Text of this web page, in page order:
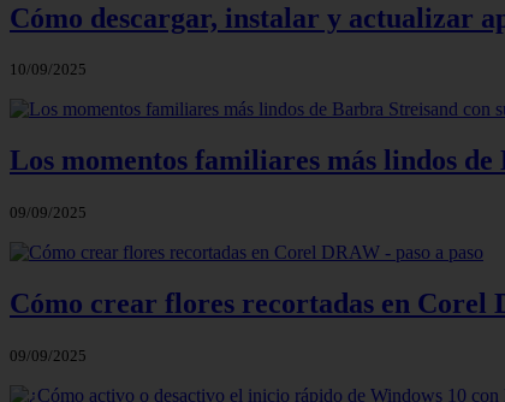
Cómo descargar, instalar y actualizar
10/09/2025
Los momentos familiares más lindos
09/09/2025
Cómo crear flores recortadas en Corel
09/09/2025